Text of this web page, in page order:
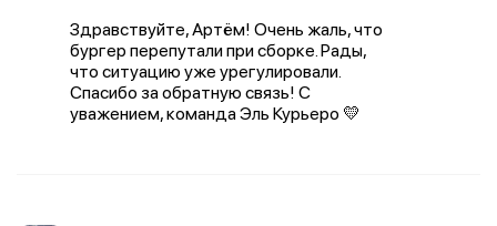
Здравствуйте, Артём! Очень жаль, что
бургер перепутали при сборке. Рады,
что ситуацию уже урегулировали.
Спасибо за обратную связь! С
уважением, команда Эль Курьеро 💛